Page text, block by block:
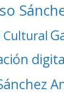
Cultural